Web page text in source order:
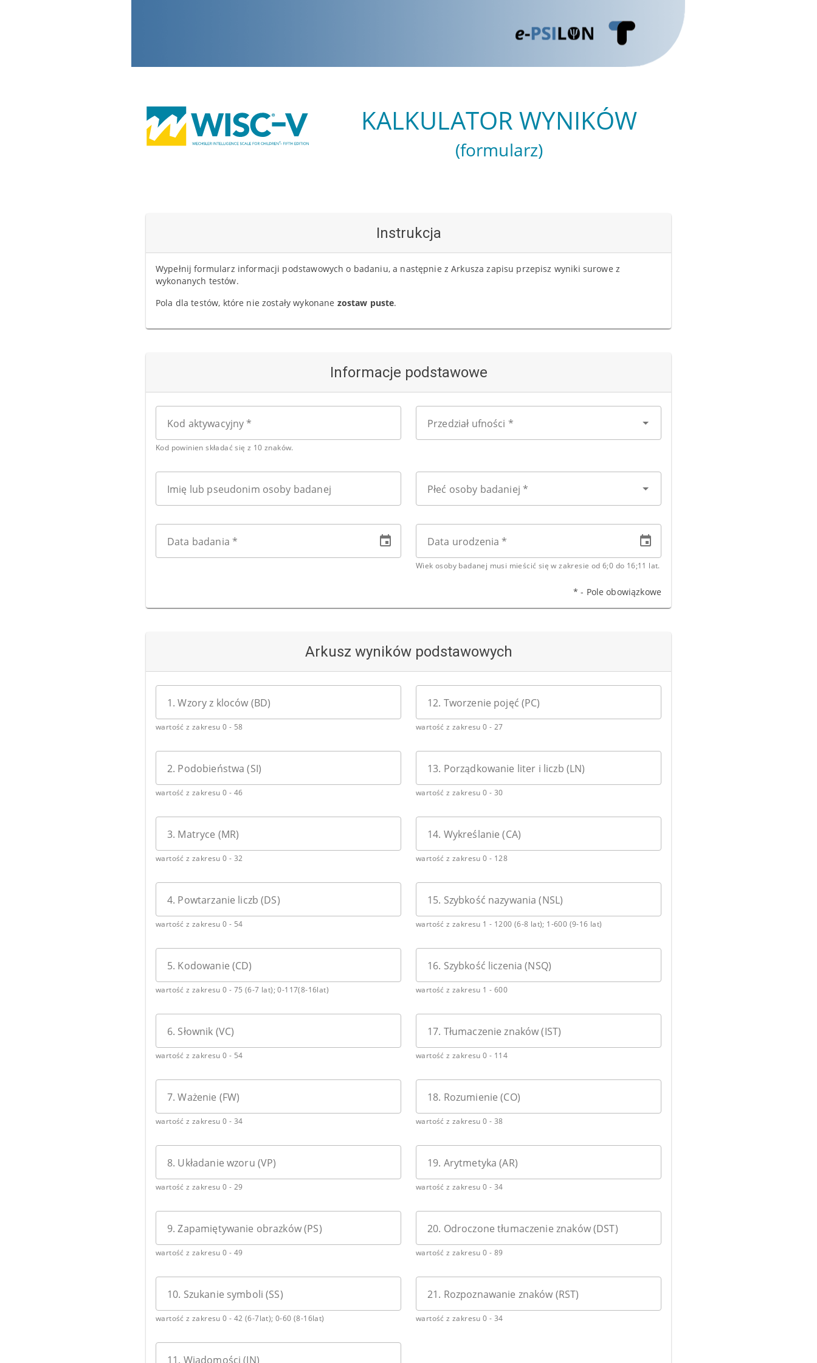
KALKULATOR WYNIKÓW
(formularz)
Instrukcja
Wypełnij formularz informacji podstawowych o badaniu, a następnie z Arkusza zapisu przepisz wyniki surowe z
wykonanych testów.
Pola dla testów, które nie zostały wykonane zostaw puste.
Informacje podstawowe
Kod aktywacyjny *
Kod powinien składać się z 10 znaków.
Przedział ufności *
Imię lub pseudonim osoby badanej Płeć osoby badaniej *
Data badania Data urodzenia
Wiek osoby badanej musi mieścić się w zakresie od 6;0 do 16;11 lat.
* - Pole obowiązkowe
Arkusz wyników podstawowych
1. Wzory z kloców (BD)
wartość z zakresu 0 - 58
2. Podobieństwa (SI)
wartość z zakresu 0 - 46
3. Matryce (MR)
wartość z zakresu 0 - 32
4. Powtarzanie liczb (DS)
wartość z zakresu 0 - 54
5. Kodowanie (CD)
wartość z zakresu 0 - 75 (6-7 lat); 0-117(8-16lat)
6. Słownik (VC)
wartość z zakresu 0 - 54
7. Ważenie (FW)
wartość z zakresu 0 - 34
8. Układanie wzoru (VP)
wartość z zakresu 0 - 29
9. Zapamiętywanie obrazków (PS)
wartość z zakresu 0 - 49
10. Szukanie symboli (SS)
wartość z zakresu 0 - 42 (6-7lat); 0-60 (8-16lat)
11. Wiadomości (IN)
12. Tworzenie pojęć (PC)
wartość z zakresu 0 - 27
13. Porządkowanie liter i liczb (LN)
wartość z zakresu 0 - 30
14. Wykreślanie (CA)
wartość z zakresu 0 - 128
15. Szybkość nazywania (NSL)
wartość z zakresu 1 - 1200 (6-8 lat); 1-600 (9-16 lat)
16. Szybkość liczenia (NSQ)
wartość z zakresu 1 - 600
17. Tłumaczenie znaków (IST)
wartość z zakresu 0 - 114
18. Rozumienie (CO)
wartość z zakresu 0 - 38
19. Arytmetyka (AR)
wartość z zakresu 0 - 34
20. Odroczone tłumaczenie znaków (DST)
wartość z zakresu 0 - 89
21. Rozpoznawanie znaków (RST)
wartość z zakresu 0 - 34